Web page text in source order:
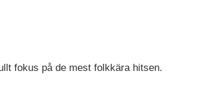
fokus på de mest folkkära hitsen.